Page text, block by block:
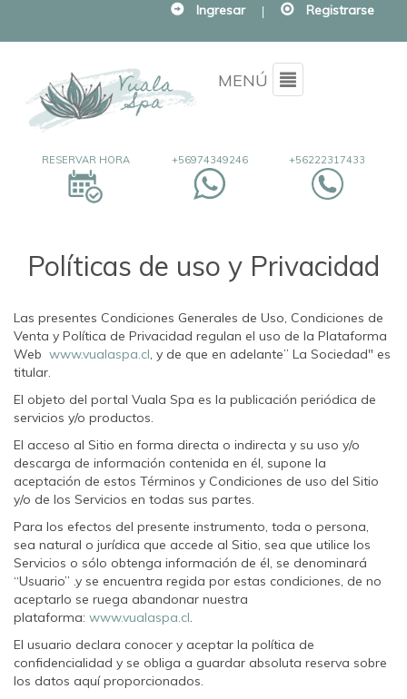
Ingresar | Registrarse
MENÚ Menu
+56222317433
+56974349246
RESERVAR HORA
Políticas de uso y Privacidad
Las presentes Condiciones Generales de Uso, Condiciones de
Venta y Política de Privacidad regulan el uso de la Plataforma
Web www.vualaspa.cl, y de que en adelante” La Sociedad" es
titular.
El objeto del portal Vuala Spa es la publicación periódica de
servicios y/o productos.
El acceso al Sitio en forma directa o indirecta y su uso y/o
descarga de información contenida en él, supone la
aceptación de estos Términos y Condiciones de uso del Sitio
y/o de los Servicios en todas sus partes.
Para los efectos del presente instrumento, toda o persona,
sea natural o jurídica que accede al Sitio, sea que utilice los
Servicios o sólo obtenga información de él, se denominará
“Usuario” .y se encuentra regida por estas condiciones, de no
aceptarlo se ruega abandonar nuestra
plataforma: www.vualaspa.cl.
El usuario declara conocer y aceptar la política de
confidencialidad y se obliga a guardar absoluta reserva sobre
los datos aquí proporcionados.